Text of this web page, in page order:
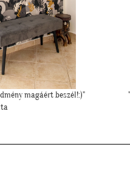
is boldog volt, mivel tényleg
köszönhetően!""